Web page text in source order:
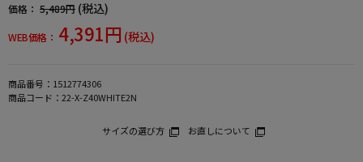
価格： 5,489円 (税込)
WEB価格： 4,391円 (税込)
商品番号： 1512774306
商品コード： 22-X-Z40WHITE2N
サイズの選び方 お直しについて